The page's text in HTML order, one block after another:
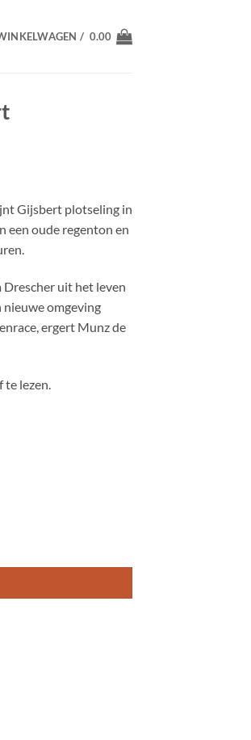
/ 0.00
Gijsbert plotseling in
een oude regenton en
uit het leven
omgeving
ergert Munz de
lezen.